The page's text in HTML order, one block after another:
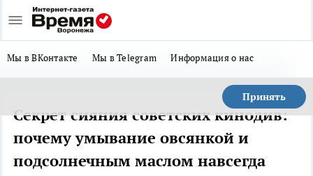
Мы в ВКонтакте Мы в Telegram Информация о нас
Принять
Секрет сияния советских кинодив:
почему умывание овсянкой и
подсолнечным маслом навсегда